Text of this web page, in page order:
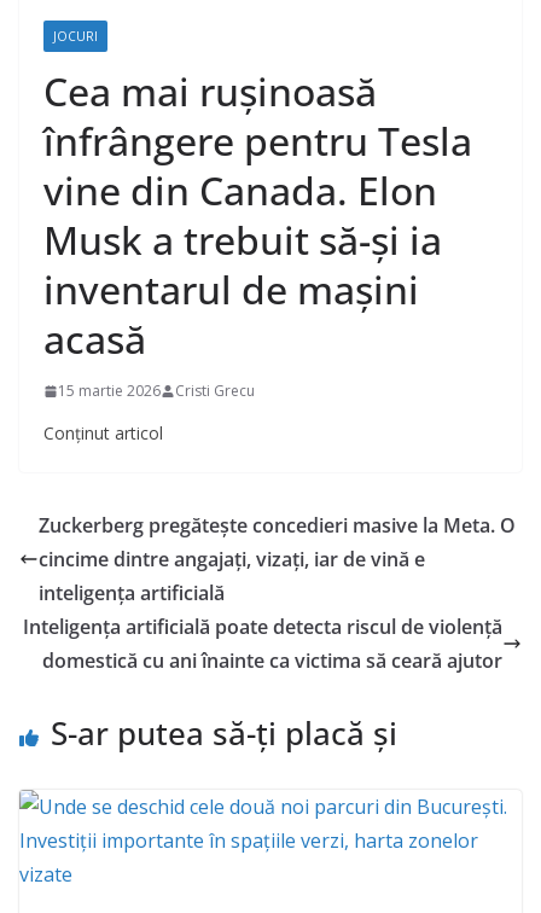
JOCURI
Cea mai rușinoasă
înfrângere pentru Tesla
vine din Canada. Elon
Musk a trebuit să-și ia
inventarul de mașini
acasă
15 martie 2026 Cristi Grecu
Conținut articol
Zuckerberg pregătește concedieri masive la Meta. O
cincime dintre angajați, vizați, iar de vină e
inteligența artificială
Inteligența artificială poate detecta riscul de violență
domestică cu ani înainte ca victima să ceară ajutor
S-ar putea să-ți placă și